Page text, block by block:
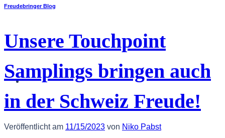
Deutsch
Freudebringer Blog
Unsere Touchpoint
Samplings bringen auch
in der Schweiz Freude!
Veröffentlicht am 11/15/2023 von Niko Pabst